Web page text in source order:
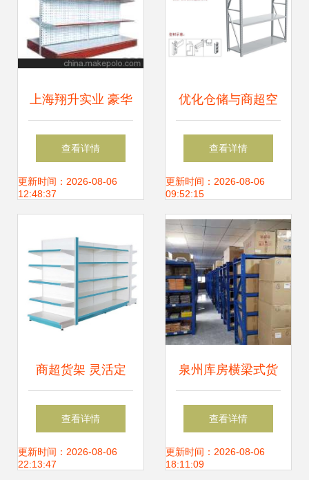
上海翔升实业 豪华
大背板超市货架，
引领商超陈列新风
查看详情
更新时间：2026-08-06
12:48:37
优化仓储与商超空
间的智慧之选 定做
横梁式重型货架的
指南
查看详情
更新时间：2026-08-06
09:52:15
商超货架 灵活定
制，提升购物体验
与空间利用率
查看详情
更新时间：2026-08-06
22:13:47
泉州库房横梁式货
架与中型货架的选
择——丰泽货架厂
查看详情
更新时间：2026-08-06
18:11:09